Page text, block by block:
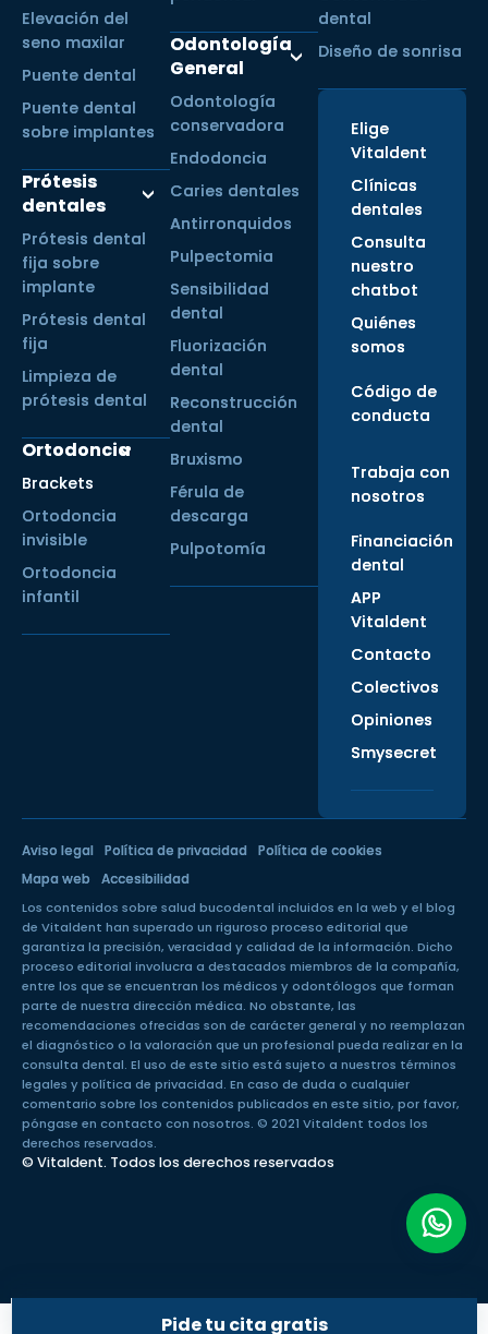
Elevación del
seno maxilar
Puente dental
Puente dental
sobre implantes
Prótesis
dentales
Prótesis dental
fija sobre
implante
Prótesis dental
fija
Limpieza de
prótesis dental
Ortodoncia
Brackets
Ortodoncia
invisible
Ortodoncia
infantil
Odontología
General
Odontología
conservadora
Endodoncia
Caries dentales
Antirronquidos
Pulpectomia
Sensibilidad
dental
Fluorización
dental
Reconstrucción
dental
Bruxismo
Férula de
descarga
Pulpotomía
dental
Diseño de sonrisa
Elige
Vitaldent
Clínicas
dentales
Consulta
nuestro
chatbot
Quiénes
somos
Código de
conducta
Trabaja con
nosotros
Financiación
dental
APP
Vitaldent
Contacto
Colectivos
Opiniones
Smysecret
Aviso legal Política de privacidad
Política de cookies
Mapa web
Accesibilidad
Los contenidos sobre salud bucodental incluidos en la web y el blog
de Vitaldent han superado un riguroso proceso editorial que
garantiza la precisión, veracidad y calidad de la información. Dicho
proceso editorial involucra a destacados miembros de la compañía,
entre los que se encuentran los médicos y odontólogos que forman
parte de nuestra dirección médica. No obstante, las
recomendaciones ofrecidas son de carácter general y no reemplazan
el diagnóstico o la valoración que un profesional pueda realizar en la
consulta dental. El uso de este sitio está sujeto a nuestros términos
legales y política de privacidad. En caso de duda o cualquier
comentario sobre los contenidos publicados en este sitio, por favor,
póngase en contacto con nosotros. © 2021 Vitaldent todos los
derechos reservados.
© Vitaldent. Todos los derechos reservados
Pide tu cita gratis